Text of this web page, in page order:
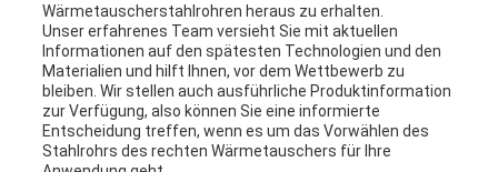
Wärmetauscherstahlrohren heraus zu erhalten.
Unser erfahrenes Team versieht Sie mit aktuellen
Informationen auf den spätesten Technologien und den
Materialien und hilft Ihnen, vor dem Wettbewerb zu
bleiben. Wir stellen auch ausführliche Produktinformation
zur Verfügung, also können Sie eine informierte
Entscheidung treffen, wenn es um das Vorwählen des
Stahlrohrs des rechten Wärmetauschers für Ihre